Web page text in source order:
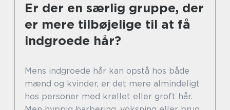
Er der en særlig gruppe, der
er mere tilbøjelige til at få
indgroede hår?
Mens indgroede hår kan opstå hos både
mænd og kvinder, er det mere almindeligt
hos personer med krøllet eller groft hår.